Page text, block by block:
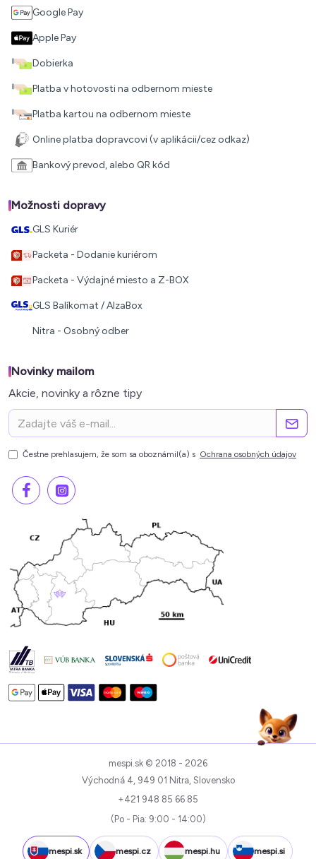
Google Pay
Apple Pay
Dobierka
Platba v hotovosti na odbernom mieste
Platba kartou na odbernom mieste
Online platba dopravcovi (v aplikácii/cez odkaz)
Bankový prevod, alebo QR kód
Možnosti dopravy
GLS Kuriér
Packeta - Dodanie kuriérom
Packeta - Výdajné miesto a Z-BOX
GLS Balíkomat / AlzaBox
Nitra - Osobný odber
Novinky mailom
Akcie, novinky a rôzne tipy
Čestne prehlasujem, že som sa oboznámil(a) s Ochrana osobných údajov
mespi.sk © 2018 - 2026
Východná 4, 949 01 Nitra, Slovensko
+421 948 85 66 85
(Po - Pia: 9:00 - 14:00)
mespi.sk mespi.cz mespi.hu mespi.si